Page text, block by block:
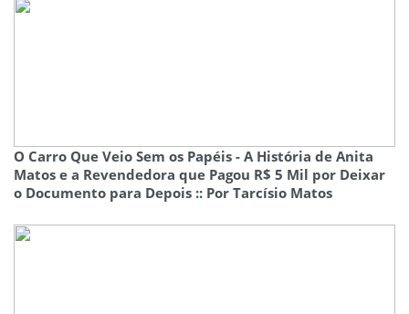
O Carro Que Veio Sem os Papéis - A História de Anita
Matos e a Revendedora que Pagou R$ 5 Mil por Deixar
o Documento para Depois :: Por Tarcísio Matos